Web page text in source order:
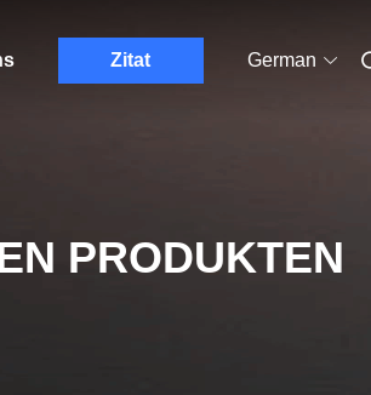
Zitat German
PRODUKTEN